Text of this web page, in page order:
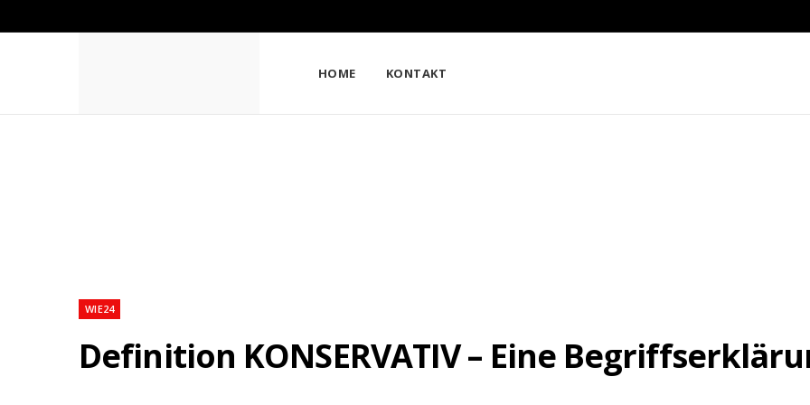
HOME KONTAKT
WIE24
Definition KONSERVATIV – Eine